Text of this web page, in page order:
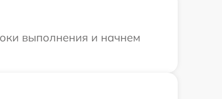
выполнения и начнем